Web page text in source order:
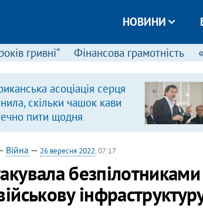
НОВИНИ
гривні” Фінансова грамотність
асоціація серця
скільки чашок кави
пити щодня
Війна — 26 вересня 2022, 07:17